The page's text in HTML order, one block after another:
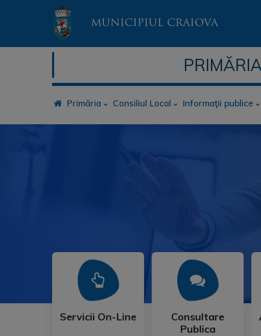
MUNICIPIUL CRAIOVA
Primăria Consiliul Local Informaţii publice
Servicii On-Line
Servicii On-Line
Mai Mult
Consultare
Publica
Consultare
Publica
Mai Mult